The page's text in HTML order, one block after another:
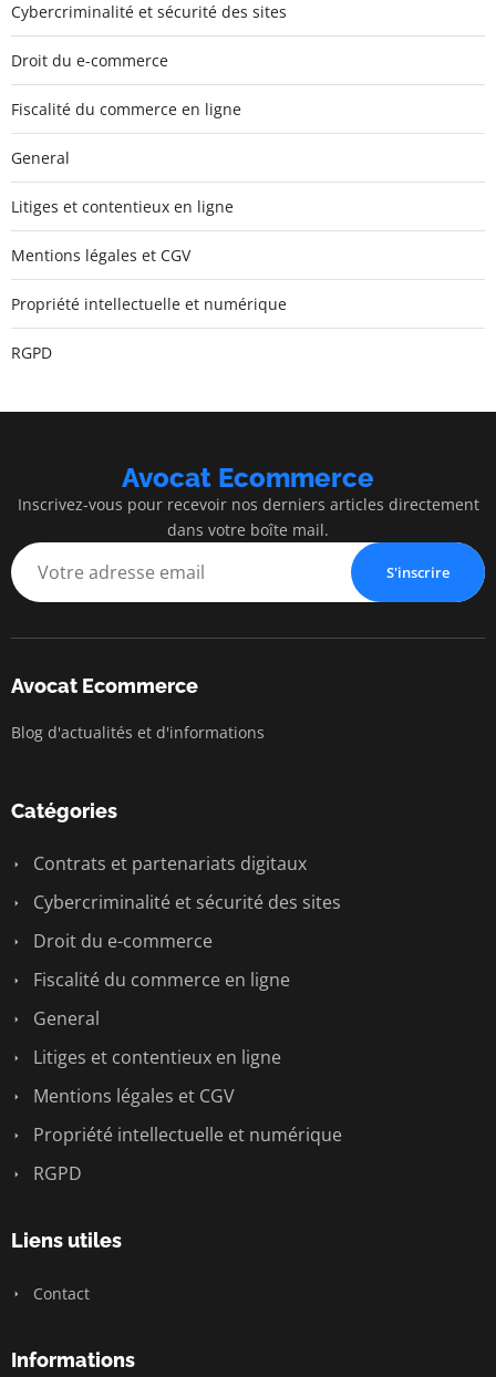
Cybercriminalité et sécurité des sites
Droit du e-commerce
Fiscalité du commerce en ligne
General
Litiges et contentieux en ligne
Mentions légales et CGV
Propriété intellectuelle et numérique
RGPD
Avocat Ecommerce
Inscrivez-vous pour recevoir nos derniers articles directement
dans votre boîte mail.
S'inscrire
Avocat Ecommerce
Blog d'actualités et d'informations
Catégories
Contrats et partenariats digitaux
Cybercriminalité et sécurité des sites
Droit du e-commerce
Fiscalité du commerce en ligne
General
Litiges et contentieux en ligne
Mentions légales et CGV
Propriété intellectuelle et numérique
RGPD
Liens utiles
Contact
Informations